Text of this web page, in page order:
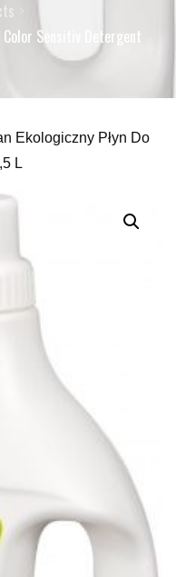
Color Sensitiv Detergent
Ekologiczny Płyn Do
L